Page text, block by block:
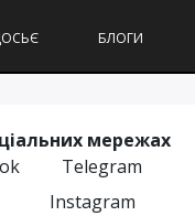
БЛОГИ
мережах
Telegram
Instagram